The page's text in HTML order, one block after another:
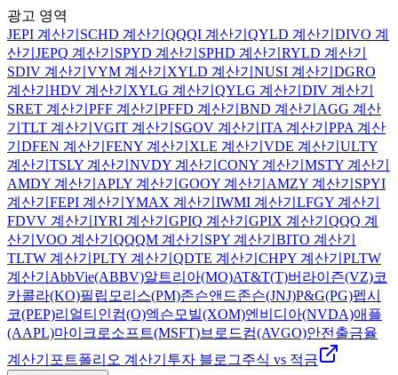
광고 영역
JEPI 계산기 SCHD 계산기 QQQI 계산기 QYLD 계산기 DIVO 계
산기 JEPQ 계산기 SPYD 계산기 SPHD 계산기 RYLD 계산기
SDIV 계산기 VYM 계산기 XYLD 계산기 NUSI 계산기 DGRO
계산기 HDV 계산기 XYLG 계산기 QYLG 계산기 DIV 계산기
SRET 계산기 PFF 계산기 PFFD 계산기 BND 계산기 AGG 계산
기 TLT 계산기 VGIT 계산기 SGOV 계산기 ITA 계산기 PPA 계산
기 DFEN 계산기 FENY 계산기 XLE 계산기 VDE 계산기 ULTY
계산기 TSLY 계산기 NVDY 계산기 CONY 계산기 MSTY 계산기
AMDY 계산기 APLY 계산기 GOOY 계산기 AMZY 계산기 SPYI
계산기 FEPI 계산기 YMAX 계산기 IWMI 계산기 LFGY 계산기
FDVV 계산기 IYRI 계산기 GPIQ 계산기 GPIX 계산기 QQQ 계
산기 VOO 계산기 QQQM 계산기 SPY 계산기 BITO 계산기
TLTW 계산기 PLTY 계산기 QDTE 계산기 CHPY 계산기 PLTW
계산기 AbbVie(ABBV)알트리아(MO)AT&T(T)버라이즌(VZ)코
카콜라(KO)필립모리스(PM)존슨앤드존슨(JNJ)P&G(PG)펩시
코(PEP)리얼티인컴(O)엑슨모빌(XOM)엔비디아(NVDA)애플
(AAPL)마이크로소프트(MSFT)브로드컴(AVGO)안전출금율
계산기 포트폴리오 계산기 투자 블로그주식 vs 적금